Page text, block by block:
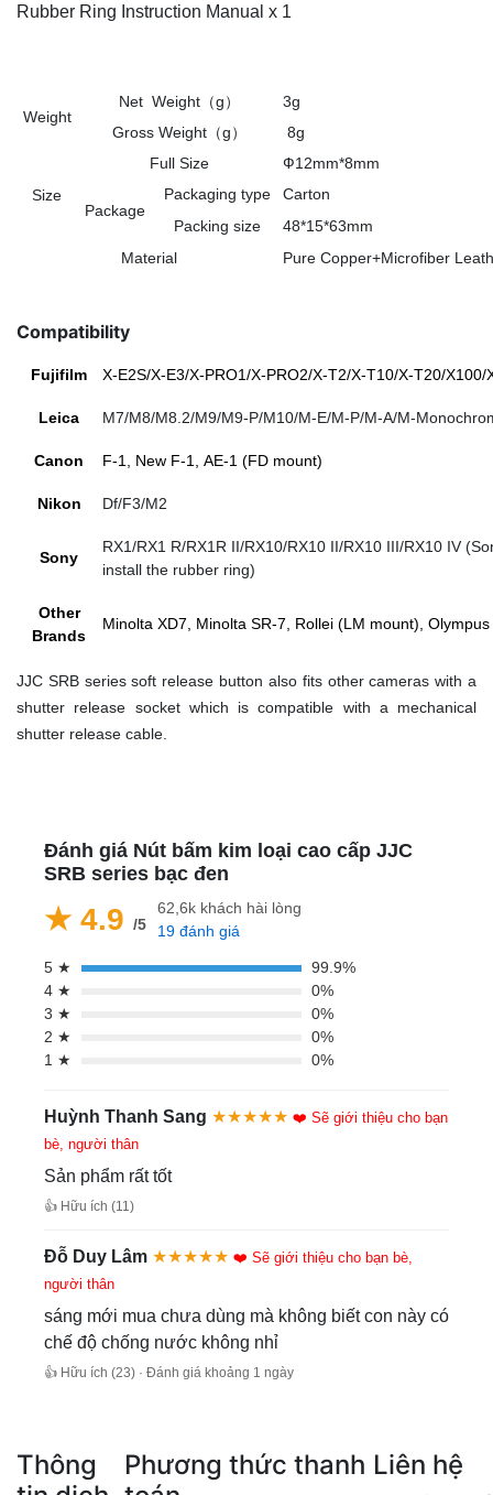
Rubber Ring Instruction Manual x 1
Weight
Net Weight（g）
3g
Gross Weight（g）
8g
Size
Full Size Ф12mm*8mm
Package
Packaging type
Carton
Packing size
48*15*63mm
Material
Pure Copper+Microfiber
Compatibility
Fujifilm X-E2S/X-E3/X-PRO1/X-PRO2/X-T2/X-T10/X-T20/
Leica M7/M8/M8.2/M9/M9-P/M10/M-E/M-P/M-A/M-
Canon F-1, New F-1, AE-1 (FD mount)
Nikon Df/F3/M2
Sony
RX1/RX1 R/RX1R II/RX10/RX10 II/RX10 III/RX10 IV
install the rubber ring)
Other
Brands
Minolta XD7, Minolta SR-7, Rollei (LM mount),
JJC SRB series soft release button also fits other cameras with a
shutter release socket which is compatible with a mechanical
shutter release cable.
Đánh giá Nút bấm kim loại cao cấp JJC
SRB series bạc đen
★ 4.9 /5
62,6k khách hài lòng
19 đánh giá
5 ★
99.9%
4 ★
0%
3 ★
0%
2 ★
0%
1 ★
0%
Huỳnh Thanh Sang ★★★★★ ❤️ Sẽ giới thiệu cho bạn
bè, người thân
Sản phẩm rất tốt
👍 Hữu ích (11)
Đỗ Duy Lâm ★★★★★ ❤️ Sẽ giới thiệu cho bạn bè,
người thân
sáng mới mua chưa dùng mà không biết con này có
chế độ chống nước không nhỉ
👍 Hữu ích (23) · Đánh giá khoảng 1 ngày
Thông
Phương thức thanh Liên hệ